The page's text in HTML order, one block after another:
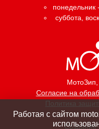
МотоЗип
Согласие на
Политика
понедельник
суббота,
Создание
Работая с сайтом